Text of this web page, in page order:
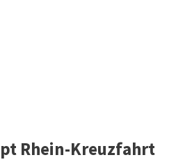
Rhein-Kreuzfahrt